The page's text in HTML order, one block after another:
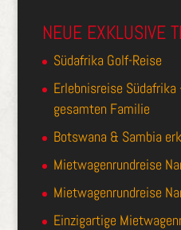
NEUE EXKLUSIVE
Südafrika Golf-Reise
Erlebnisreise
gesamten Familie
Botswana & Sambia
Mietwagenrundreise
Mietwagenrundreise
Einzigartige